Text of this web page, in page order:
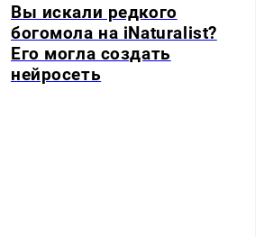
Вы искали редкого
богомола на iNaturalist?
Его могла создать
нейросеть